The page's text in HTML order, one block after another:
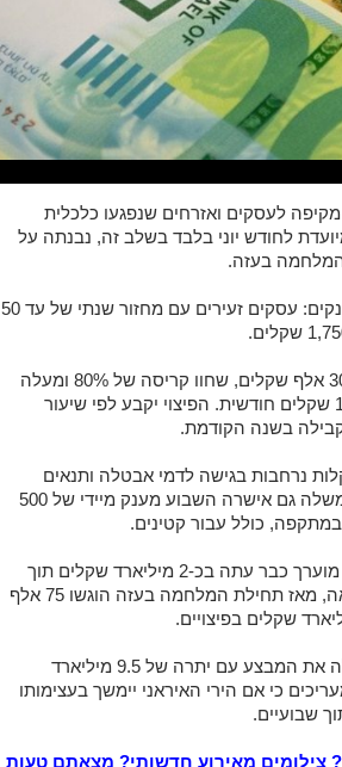
מקיפה לעסקים ואזרחים שנפגעו כלכלית
לחודש יוני בלבד בשלב זה, נבנתה על
בעזה.
התוכנית מציעה סולם מדורג של מענקים: עסקים זעירים עם מחזור שנתי של עד 50
עסקים בינוניים עם מחזור של עד 300 אלף שקלים, שחוו קריסה של 80% ומעלה
בהכנסותיהם, יוכלו לקבל עד 14,000 שקלים חודשית. הפיצוי יקבע לפי שיעור
בשנה הקודמת.
נרחבות בגישה לדמי אבטלה ותנאים
מועדפים לחופשה ללא תשלום. הממשלה גם אישרה השבוע מענק מיידי של 500
כולל עבור קטינים.
הנזק הכלכלי מהמתקפה האיראנית מוערך כבר עתה בכ-2 מיליארד שקלים תוך
שישה ימי לחימה בלבד. לשם השוואה, מאז תחילת המלחמה בעזה הוגשו 75 אלף
קרן הפיצויים של רשות המסים החלה את המבצע עם יתרה של 9.5 מיליארד
כי אם הירי האיראני יימשך בעצימותו
שבועיים.
מאירוע חדשותי? מצאתם טעות